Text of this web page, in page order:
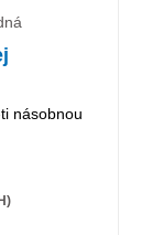
násobnou